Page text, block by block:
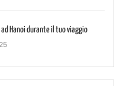
Hanoi durante il tuo viaggio